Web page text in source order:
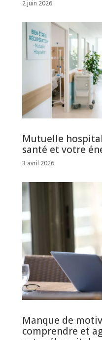
2 juin 2026
Mutuelle
santé et votre
3 avril 2026
Manque de
comprendre et